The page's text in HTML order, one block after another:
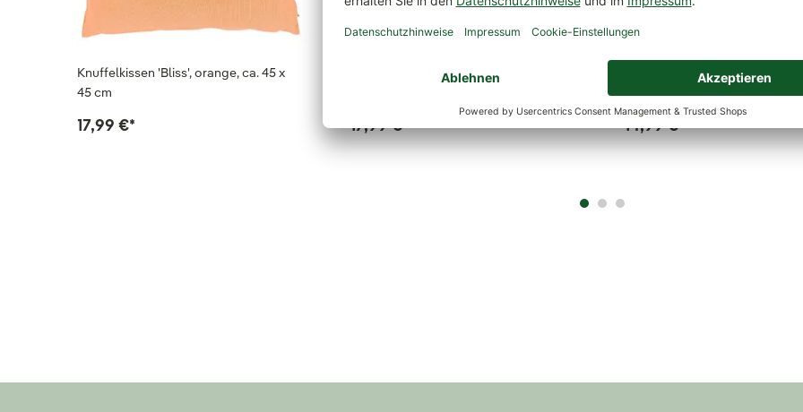
Knuffelkissen 'Bliss', orange, ca. 45 x
45 cm
17,99 €*
Knuffelkissen 'Bliss', tea green, ca. 45
17,99 €*
Zierkissen 'Panama', grün, ca.
cm
14,99 €*